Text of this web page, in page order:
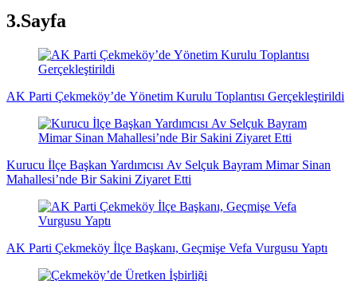
3.Sayfa
AK Parti Çekmeköy’de Yönetim Kurulu Toplantısı Gerçekleştirildi
Kurucu İlçe Başkan Yardımcısı Av Selçuk Bayram Mimar Sinan
Mahallesi’nde Bir Sakini Ziyaret Etti
AK Parti Çekmeköy İlçe Başkanı, Geçmişe Vefa Vurgusu Yaptı